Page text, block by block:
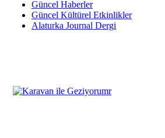
Güncel Haberler
Güncel Kültürel Etkinlikler
Alaturka Journal Dergi